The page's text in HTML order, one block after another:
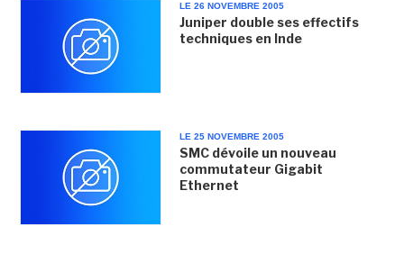
LE 26 NOVEMBRE 2005
Juniper double ses effectifs
techniques en Inde
LE 25 NOVEMBRE 2005
SMC dévoile un nouveau
commutateur Gigabit
Ethernet